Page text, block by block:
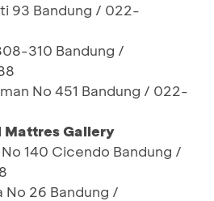
93 Bandung / 022-
310 Bandung /
No 451 Bandung / 022-
Mattres Gallery
140 Cicendo Bandung /
No 26 Bandung /